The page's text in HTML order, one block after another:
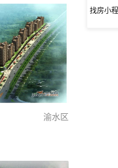
渝水区
找房小